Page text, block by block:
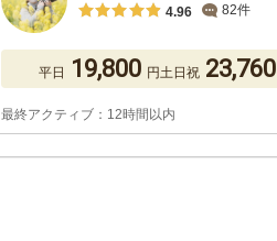
4.96
82件
平日 19,800 円土日祝 23,760
最終アクティブ：12時間以内